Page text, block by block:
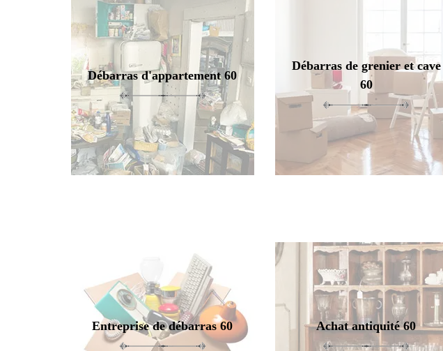
Débarras d'appartement 60
Débarras de grenier et cave
60
Entreprise de débarras 60 Achat antiquité 60